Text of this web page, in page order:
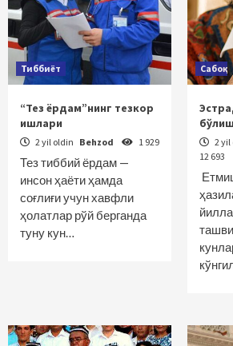
Тиббиёт
“Тез ёрдам”нинг тезкор
ишлари
2 yil oldin Behzod 1 929
Тез тиббий ёрдам —
инсон ҳаёти ҳамда
соғлиғи учун хавфли
ҳолатлар рўй берганда
туну кун…
Сабоқ
2 yil
12 693